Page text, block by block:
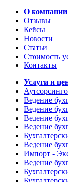
О компании
Отзывы
Кейсы
Новости
Статьи
Стоимость
Контакты
Услуги и
Ведение
Ведение
Ведение
Ведение
Ведение
Импорт -
Ведение